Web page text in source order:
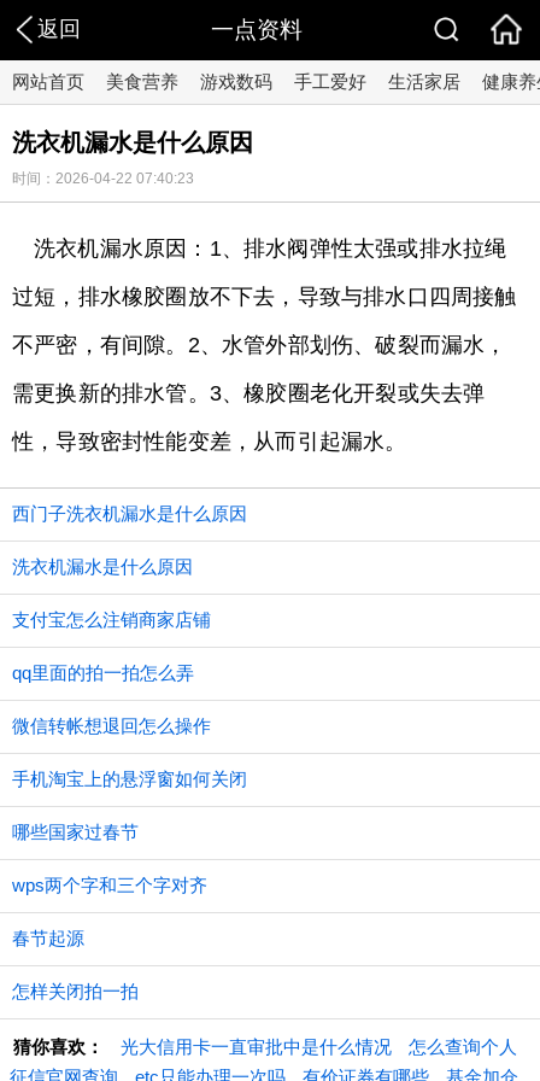
返回 一点资料
网站首页 美食营养 游戏数码 手工爱好 生活家居 健康养
洗衣机漏水是什么原因
时间：2026-04-22 07:40:23
洗衣机漏水原因：1、排水阀弹性太强或排水拉绳
过短，排水橡胶圈放不下去，导致与排水口四周接触
不严密，有间隙。2、水管外部划伤、破裂而漏水，
需更换新的排水管。3、橡胶圈老化开裂或失去弹
性，导致密封性能变差，从而引起漏水。
西门子洗衣机漏水是什么原因
洗衣机漏水是什么原因
支付宝怎么注销商家店铺
qq里面的拍一拍怎么弄
微信转帐想退回怎么操作
手机淘宝上的悬浮窗如何关闭
哪些国家过春节
wps两个字和三个字对齐
春节起源
怎样关闭拍一拍
猜你喜欢： 光大信用卡一直审批中是什么情况
怎么查询个人
征信官网查询
etc只能办理一次吗 有价证券有哪些 基金加仓